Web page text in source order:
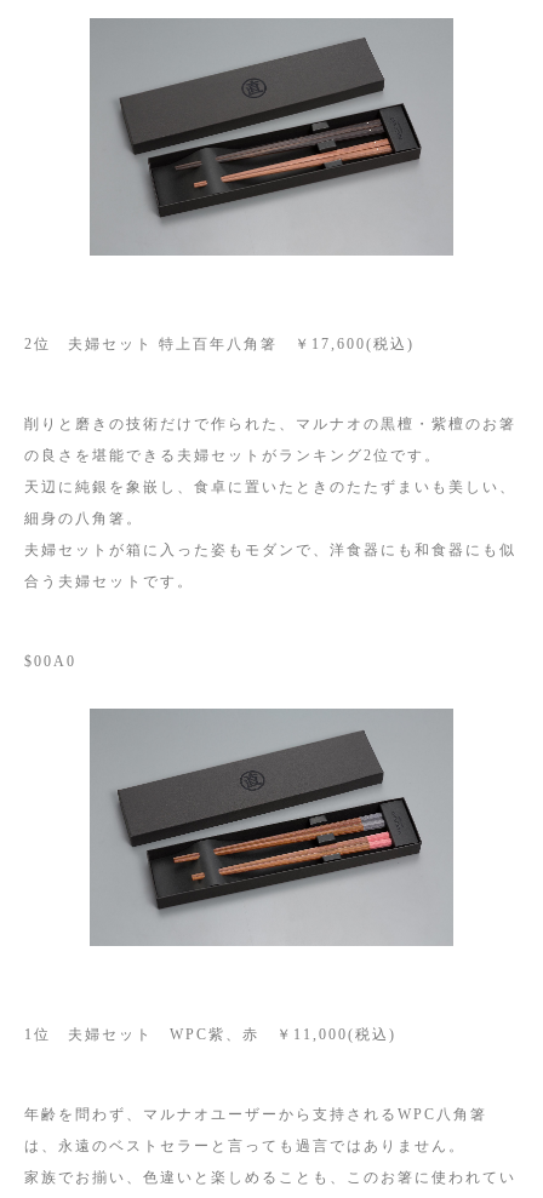
2位 夫婦セット 特上百年八角箸 ￥17,600(税込)
削りと磨きの技術だけで作られた、マルナオの黒檀・紫檀のお箸
の良さを堪能できる夫婦セットがランキング2位です。
天辺に純銀を象嵌し、食卓に置いたときのたたずまいも美しい、
細身の八角箸。
夫婦セットが箱に入った姿もモダンで、洋食器にも和食器にも似
合う夫婦セットです。
$00A0
1位 夫婦セット WPC紫、赤 ￥11,000(税込)
年齢を問わず、マルナオユーザーから支持されるWPC八角箸
は、永遠のベストセラーと言っても過言ではありません。
家族でお揃い、色違いと楽しめることも、このお箸に使われてい